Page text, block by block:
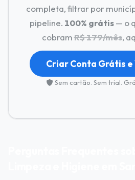
completa, filtrar por
pipeline. 100% grátis— o
cobramR$ 179/mês,
Criar Conta Grátis e
Sem cartão. Sem trial.